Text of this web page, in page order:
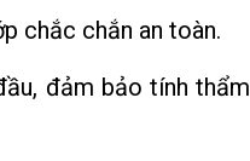
chắc chắn an toàn.
đảm bảo tính thẩm